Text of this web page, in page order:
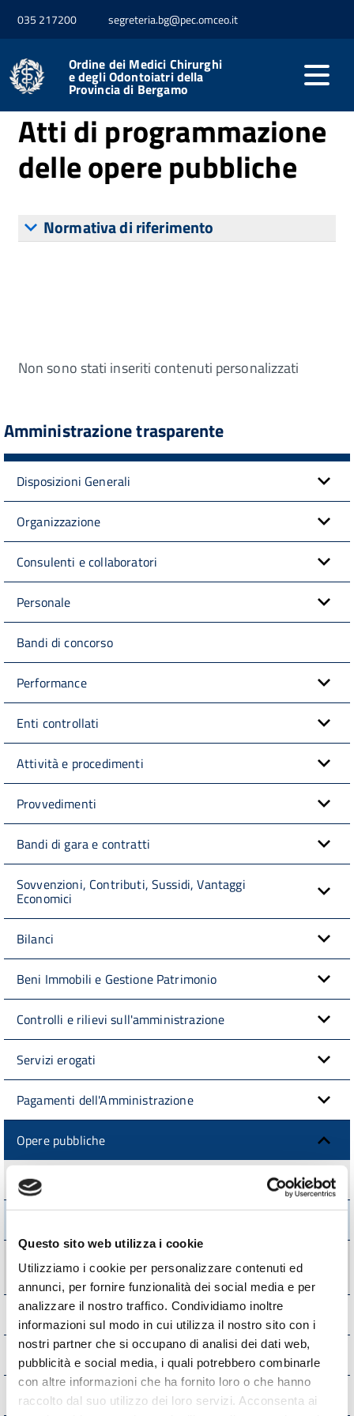
Questo sito web utilizza i cookie
Utilizziamo i cookie per personalizzare contenuti ed
annunci, per fornire funzionalità dei social media e per
analizzare il nostro traffico. Condividiamo inoltre
informazioni sul modo in cui utilizza il nostro sito con i
nostri partner che si occupano di analisi dei dati web,
pubblicità e social media, i quali potrebbero combinarle
con altre informazioni che ha fornito loro o che hanno
raccolto dal suo utilizzo dei loro servizi. Acconsenta ai
035 217200 segreteria.bg@pec.omceo.it
Ordine dei Medici Chirurghi
e degli Odontoiatri della
Provincia di Bergamo
Home Opere pubbliche Atti di programmazione delle
Atti di programmazione
delle opere pubbliche
Normativa di riferimento
Non sono stati inseriti contenuti personalizzati
Amministrazione trasparente
Disposizioni Generali
Organizzazione
Consulenti e collaboratori
Personale
Bandi di concorso
Performance
Enti controllati
Attività e procedimenti
Provvedimenti
Bandi di gara e contratti
Sovvenzioni, Contributi, Sussidi, Vantaggi
Economici
Bilanci
Beni Immobili e Gestione Patrimonio
Controlli e rilievi sull'amministrazione
Servizi erogati
Pagamenti dell'Amministrazione
Opere pubbliche
Nuclei di valutazione e verifica degli investimenti pubblici
Tempi costi e indicatori di realizzazione delle opere
pubbliche
Pianificazione e governo del territorio
Informazioni ambientali
Strutture sanitarie private accreditate